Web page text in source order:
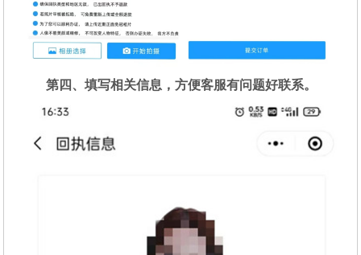
第四、填写相关信息，方便客服有问题好联系。